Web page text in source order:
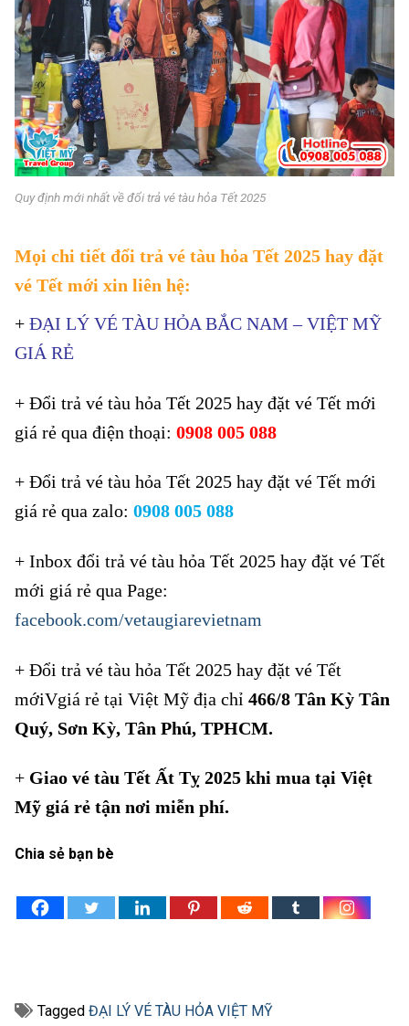
Quy định mới nhất về đổi trả vé tàu hỏa Tết 2025
Mọi chi tiết đổi trả vé tàu hỏa Tết 2025 hay đặt
vé Tết mới xin liên hệ:
+ ĐẠI LÝ VÉ TÀU HỎA BẮC NAM – VIỆT MỸ
GIÁ RẺ
+ Đổi trả vé tàu hỏa Tết 2025 hay đặt vé Tết mới
giá rẻ qua điện thoại: 0908 005 088
+ Đổi trả vé tàu hỏa Tết 2025 hay đặt vé Tết mới
giá rẻ qua zalo: 0908 005 088
+ Inbox đổi trả vé tàu hỏa Tết 2025 hay đặt vé Tết
mới giá rẻ qua Page:
facebook.com/vetaugiarevietnam
+ Đổi trả vé tàu hỏa Tết 2025 hay đặt vé Tết
mớiVgiá rẻ tại Việt Mỹ địa chỉ 466/8 Tân Kỳ Tân
Quý, Sơn Kỳ, Tân Phú, TPHCM.
+ Giao vé tàu Tết Ất Tỵ 2025 khi mua tại Việt
Mỹ giá rẻ tận nơi miễn phí.
Chia sẻ bạn bè
Tagged ĐẠI LÝ VÉ TÀU HỎA VIỆT MỸ